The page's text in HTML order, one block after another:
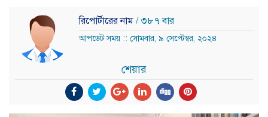
রিপোর্টারের নাম / ৩৮৭ বার
আপডেট সময় :: সোমবার, ৯ সেপ্টেম্বর, ২০২৪
শেয়ার